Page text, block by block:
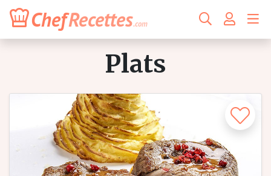
ChefRecettes.com
plats